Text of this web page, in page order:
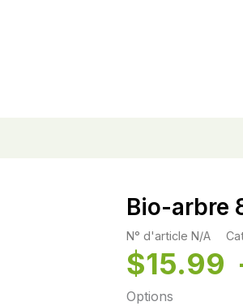
Bio-arbre
N° d'article N/A
$15.99
Options